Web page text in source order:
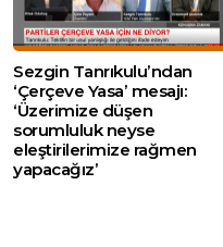
Sezgin Tanrıkulu’ndan
‘Çerçeve Yasa’ mesajı:
‘Üzerimize düşen
sorumluluk neyse
eleştirilerimize rağmen
yapacağız’